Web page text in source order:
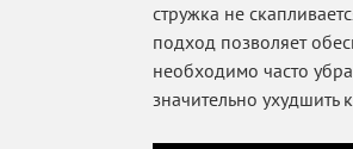
стружка не
подход позволяет
необходимо часто
значительно ухудшить